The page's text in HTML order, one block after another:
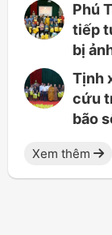
Phú
tiếp
bị
Tịnh
cứu
bão
Xem thêm